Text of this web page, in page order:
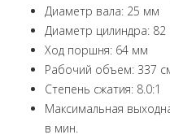
Диаметр вала: 25 мм
Диаметр цилиндра:
Ход поршня: 64 мм
Рабочий объем: 337
Степень сжатия: 8.0:1
Максимальная
в мин.